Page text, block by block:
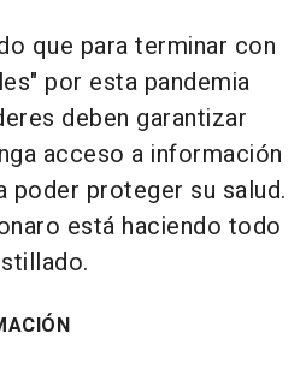
que para terminar con
por esta pandemia
deben garantizar
acceso a información
poder proteger su salud.
está haciendo todo